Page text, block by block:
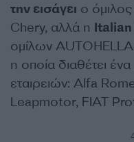
την εισάγει ο
Chery, αλλά η
ομίλων
η οποία διαθέτει
εταιρειών: Alfa
Leapmotor, FIAT